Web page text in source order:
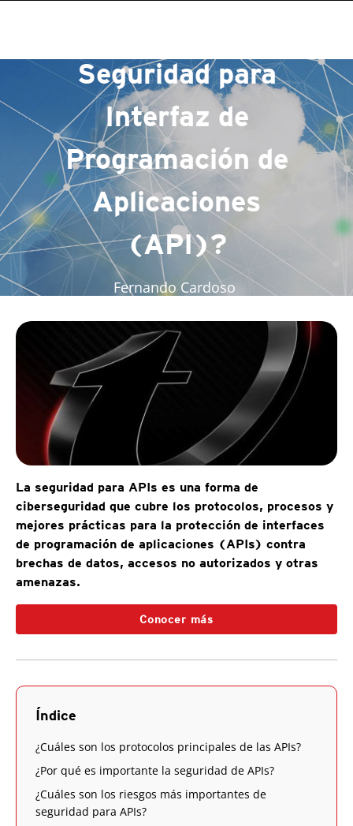
Seguridad para
Interfaz de
Programación de
Aplicaciones
(API)?
Fernando Cardoso
- Última actualización 2025/08/28
La seguridad para APIs es una forma de
ciberseguridad que cubre los protocolos, procesos y
mejores prácticas para la protección de interfaces
de programación de aplicaciones (APIs) contra
brechas de datos, accesos no autorizados y otras
amenazas.
Conocer más
Índice
¿Cuáles son los protocolos principales de las APIs?
¿Por qué es importante la seguridad de APIs?
¿Cuáles son los riesgos más importantes de
seguridad para APIs?